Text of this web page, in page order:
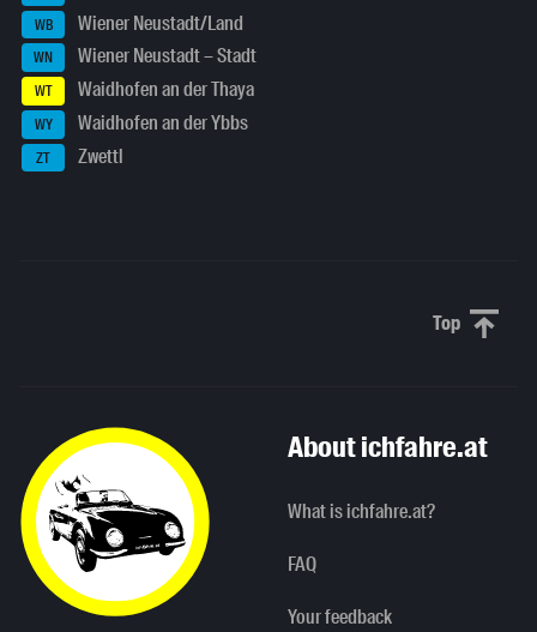
WB Wiener Neustadt/Land
WN Wiener Neustadt – Stadt
WT Waidhofen an der Thaya
WY Waidhofen an der Ybbs
ZT Zwettl
Top Scroll
About ichfahre.at
What is ichfahre.at?
FAQ
Your feedback